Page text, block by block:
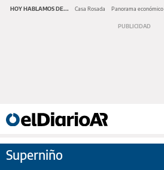
HOY HABLAMOS DE... Casa Rosada Panorama económico
Superniño